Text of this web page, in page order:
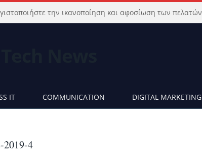
IT COMMUNICATION DIGITAL MARKETING
2019-4